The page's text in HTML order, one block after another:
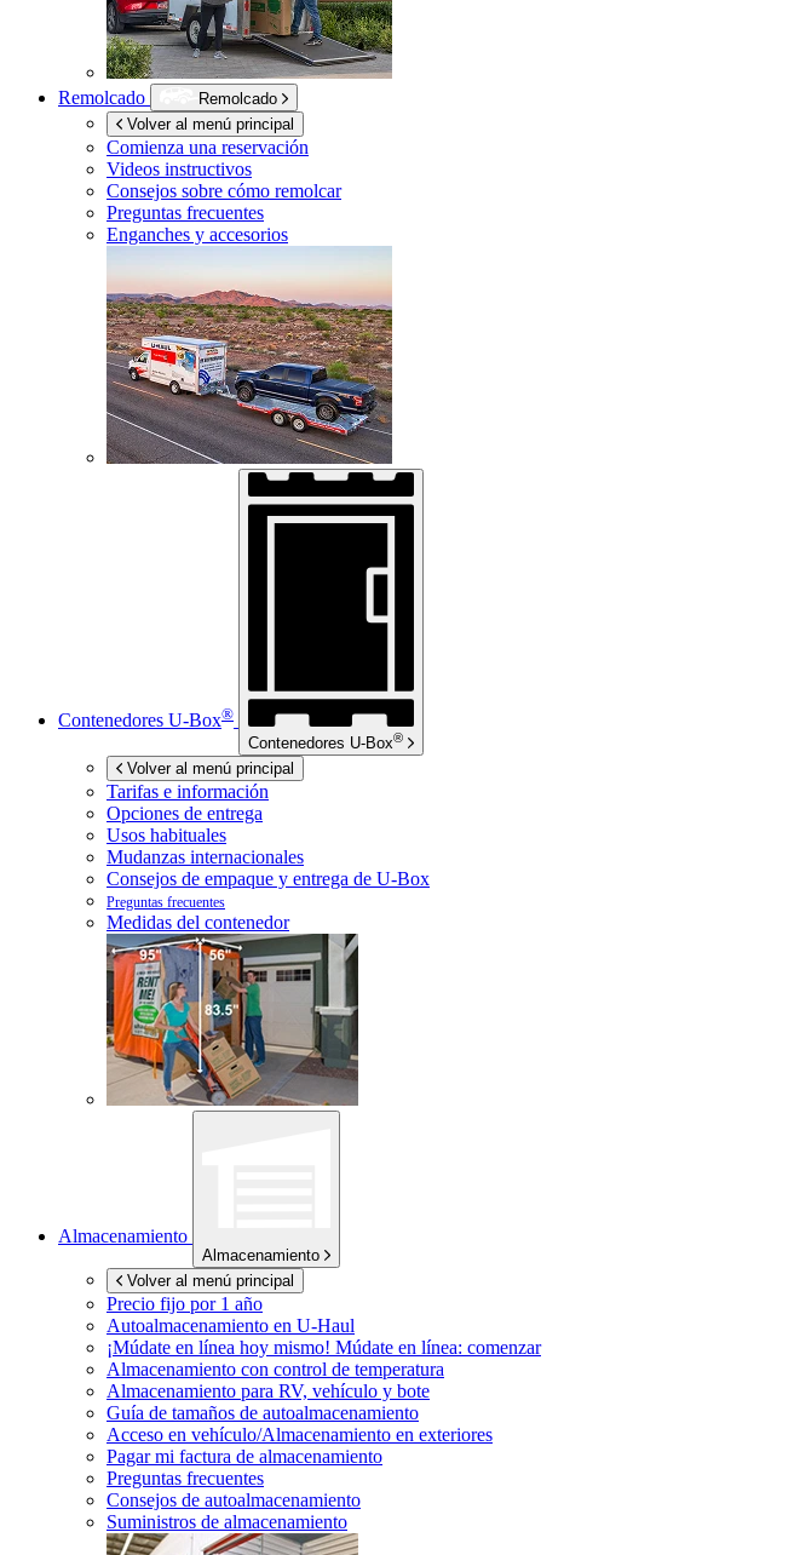
Remolcado
Remolcado
Volver al menú principal
Comienza una reservación
Videos instructivos
Consejos sobre cómo remolcar
Preguntas frecuentes
Enganches y accesorios
Contenedores U-Box®
Contenedores U-Box®
Volver al menú principal
Tarifas e información
Opciones de entrega
Usos habituales
Mudanzas internacionales
Consejos de empaque y entrega de U-Box
Preguntas frecuentes
Medidas del contenedor
Almacenamiento
Almacenamiento
Volver al menú principal
Precio fijo por 1 año
Autoalmacenamiento en U-Haul
¡Múdate en línea hoy mismo! Múdate en línea: comenzar
Almacenamiento con control de temperatura
Almacenamiento para RV, vehículo y bote
Guía de tamaños de autoalmacenamiento
Acceso en vehículo/Almacenamiento en exteriores
Pagar mi factura de almacenamiento
Preguntas frecuentes
Consejos de autoalmacenamiento
Suministros de almacenamiento